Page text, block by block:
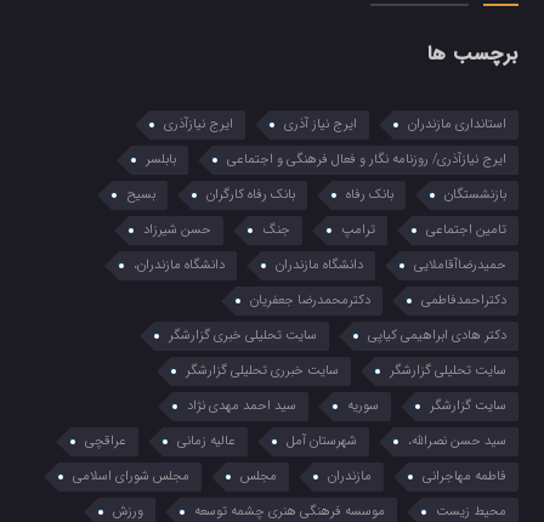
برچسب ها
استانداری مازندران ایرج نیاز آذری
ایرج نیازآذری
ایرج نیازآذری/ روزنامه نگار و فعال فرهنگی و اجتماعی
بابلسر
بازنشستگان
بانک رفاه بانک رفاه کارگران
بسیح
تامین اجتماعی
ترامپ جنگ
حسن شیرزاد
حمیدرضاآقاملایی
دانشگاه مازندران
دانشگاه مازندران،
دکتراحمدفاطمی
دکترمحمدرضا جعفریان
دکتر هادی ابراهیمی کیاپی
سایت تحلیلی خبری گزارشگر
سایت تحلیلی گزارشگر
سایت خبرری تحلیلی گزارشگر
سایت گزارشگر
سوریه
سید احمد مهدی نژاد
سید حسن نصرالله،
شهرستان آمل عالیه زمانی
عراقچی
فاطمه مهاجرانی
مازندران مجلس
مجلس شورای اسلامی
محیط زیست
موسسه فرهنگی هنری چشمه توسعه ورزش